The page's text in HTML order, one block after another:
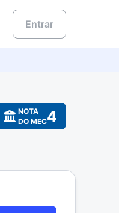
Entrar
NOTA
DO MEC4